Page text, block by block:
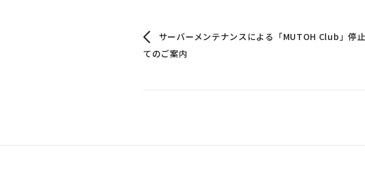
サーバーメンテナンスによる「MUTOH Club」停
てのご案内